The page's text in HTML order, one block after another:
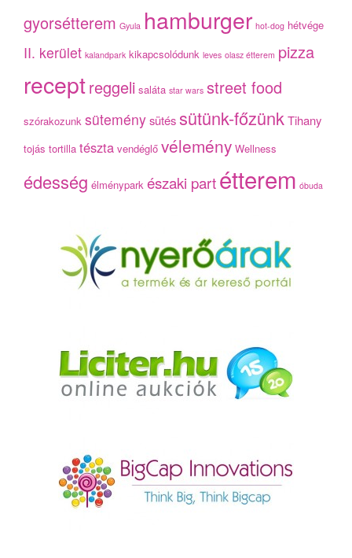
gyorsétterem Gyula hamburger hot-dog hétvége
II. kerület kalandpark kikapcsolódunk leves olasz étterem pizza
receptreggeli saláta star wars street food
szórakozunk süteménysütéssütünk-főzünk Tihany
tojás tortilla tészta vendéglő vélemény Wellness
édesség élménypark északi partétterem óbuda